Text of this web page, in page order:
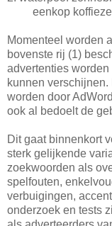
eenkop
Momenteel worden
bovenste rij (1)
advertenties
kunnen
worden door
ook al bedoelt de
Dit gaat binnenkort
sterk gelijkende
zoekwoorden als
spelfouten,
verbuigingen,
onderzoek en tests